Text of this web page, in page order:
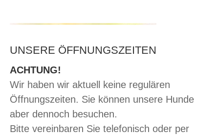
UNSERE ÖFFNUNGSZEITEN
ACHTUNG!
Wir haben wir aktuell keine regulären
Öffnungszeiten. Sie können unsere Hunde
aber dennoch besuchen.
Bitte vereinbaren Sie telefonisch oder per